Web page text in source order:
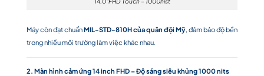
Máy còn đạt chuẩnMIL-STD-810H của quân đội Mỹ, đảm bảo độ bền
trong nhiều môi trường làm việc khác nhau.
2. Màn hình cảm ứng 14 inch FHD – Độ sáng siêu khủng 1000 nits